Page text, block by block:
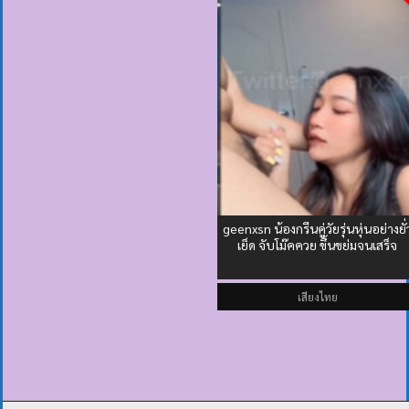
geenxsn น้องกรีนคู่วัยรุ่นหุ่นอย่างยั่
เย็ด จับโม๊คควย ขึ้นขย่มจนเสร็จ
เสียงไทย